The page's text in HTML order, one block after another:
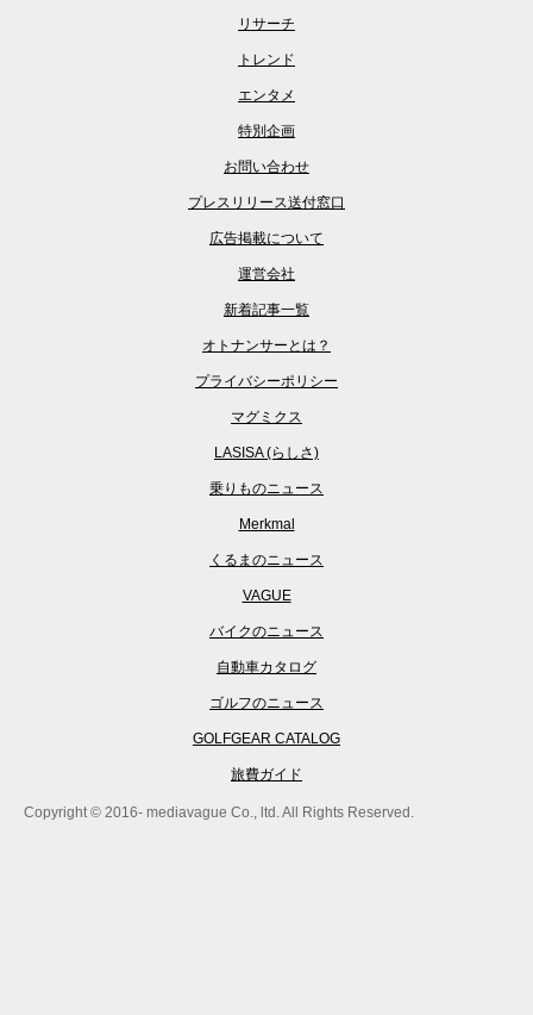
リサーチ
トレンド
エンタメ
特別企画
お問い合わせ
プレスリリース送付窓口
広告掲載について
運営会社
新着記事一覧
オトナンサーとは？
プライバシーポリシー
マグミクス
LASISA (らしさ)
乗りものニュース
Merkmal
くるまのニュース
VAGUE
バイクのニュース
自動車カタログ
ゴルフのニュース
GOLFGEAR CATALOG
旅費ガイド
Copyright © 2016- mediavague Co., ltd. All Rights Reserved.